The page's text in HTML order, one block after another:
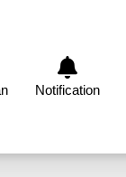
Notification